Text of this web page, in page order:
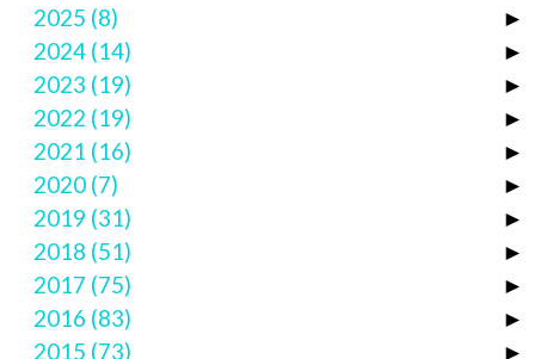
►
2025 (8)
►
2024 (14)
►
2023 (19)
►
2022 (19)
►
2021 (16)
►
2020 (7)
►
2019 (31)
►
2018 (51)
►
2017 (75)
►
2016 (83)
►
2015 (73)